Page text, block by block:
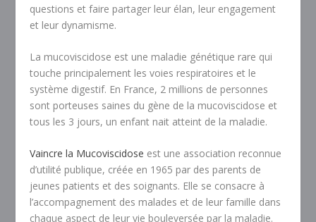
questions et faire partager leur élan, leur engagement
et leur dynamisme.
La mucoviscidose est une maladie génétique rare qui
touche principalement les voies respiratoires et le
système digestif. En France, 2 millions de personnes
sont porteuses saines du gène de la mucoviscidose et
tous les 3 jours, un enfant nait atteint de la maladie.
Vaincre la Mucoviscidose est une association reconnue
d’utilité publique, créée en 1965 par des parents de
jeunes patients et des soignants. Elle se consacre à
l’accompagnement des malades et de leur famille dans
chaque aspect de leur vie bouleversée par la maladie.